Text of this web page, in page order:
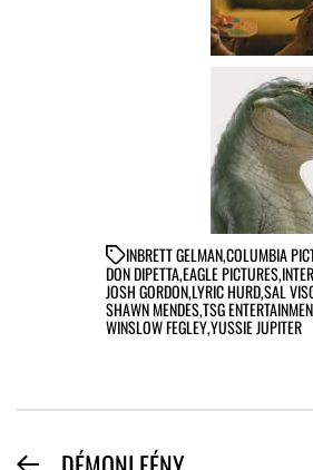
INBRETT GELMAN,COLUMBIA
DON DIPETTA,EAGLE PICTURES,
JOSH GORDON,LYRIC HURD,SAL
SHAWN MENDES,TSG
WINSLOW FEGLEY,YUSSIE JUPITER
Previous